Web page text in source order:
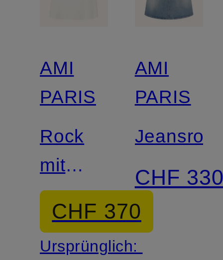
AMI
PARIS
Rock
mit
Leinen
CHF 370
Ursprünglich:
AMI
PARIS
CHF